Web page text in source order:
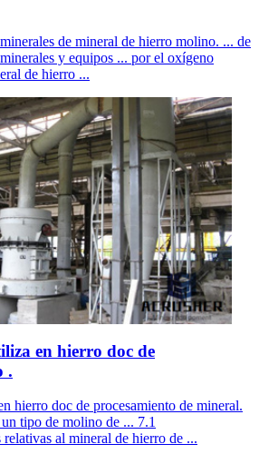
de mineral de hierro molino. ... de
y equipos ... por el oxígeno
de hierro ...
en hierro doc de
.
hierro doc de procesamiento de mineral.
tipo de molino de ... 7.1
relativas al mineral de hierro de ...